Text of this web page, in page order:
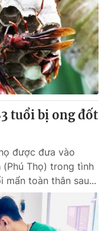
tuổi bị ong đốt
được đưa vào
(Phú Thọ) trong tình
toàn thân sau...